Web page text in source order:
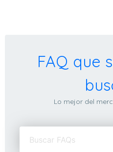
FAQ que
Lo mejor del